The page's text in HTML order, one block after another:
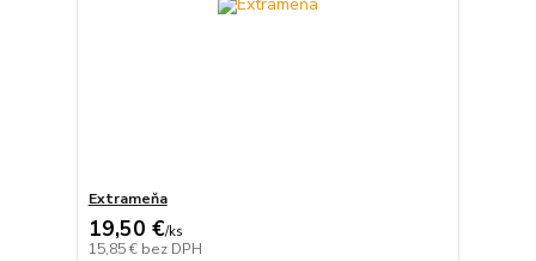
Extrameňa
19,50 €/ks
15,85 € bez DPH